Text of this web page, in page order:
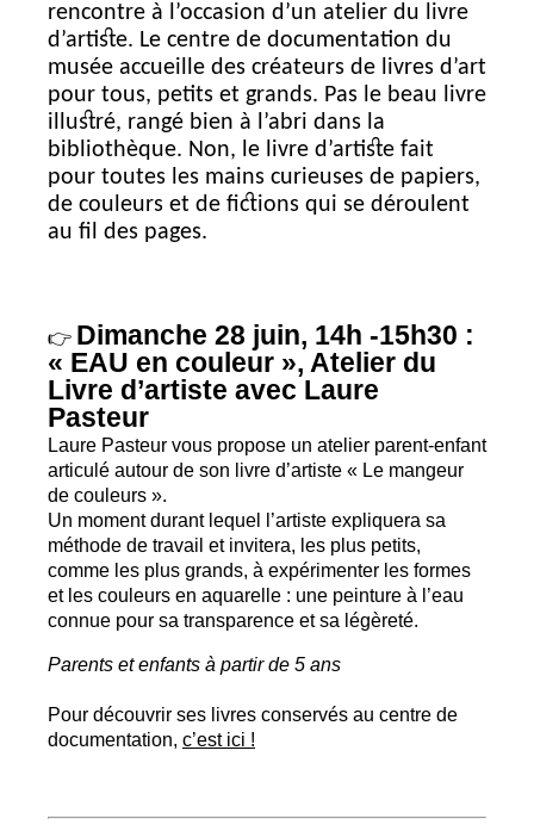
rencontre à l’occasion d’un atelier du livre
d’artiste. Le centre de documentation du
musée accueille des créateurs de livres d’art
pour tous, petits et grands. Pas le beau livre
illustré, rangé bien à l’abri dans la
bibliothèque. Non, le livre d’artiste fait
pour toutes les mains curieuses de papiers,
de couleurs et de fictions qui se déroulent
au fil des pages.
👉 Dimanche 28 juin, 14h -15h30 :
« EAU en couleur », Atelier du
Livre d’artiste avec Laure
Pasteur
Laure Pasteur vous propose un atelier parent-enfant
articulé autour de son livre d’artiste « Le mangeur
de couleurs ».
Un moment durant lequel l’artiste expliquera sa
méthode de travail et invitera, les plus petits,
comme les plus grands, à expérimenter les formes
et les couleurs en aquarelle : une peinture à l’eau
connue pour sa transparence et sa légèreté.
Parents et enfants à partir de 5 ans
Pour découvrir ses livres conservés au centre de
documentation, c’est ici !